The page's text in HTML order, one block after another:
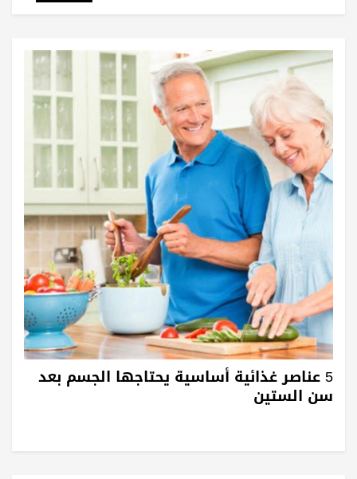
5 عناصر غذائية أساسية يحتاجها الجسم بعد
سن الستين